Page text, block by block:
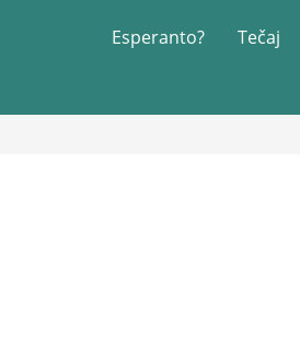
Esperanto? Tečaj